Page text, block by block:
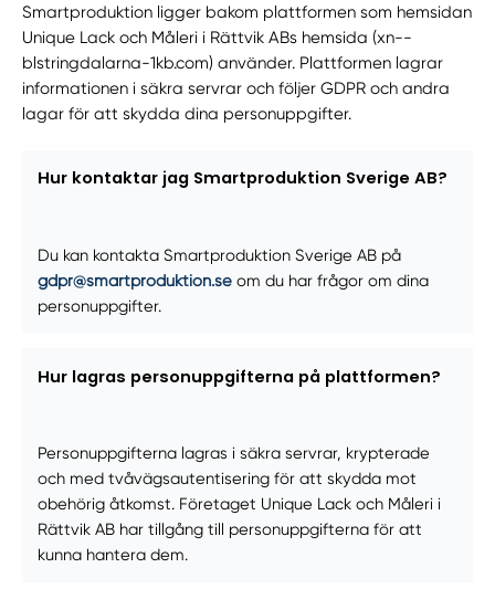
Smartproduktion ligger bakom plattformen som hemsidan
Unique Lack och Måleri i Rättvik ABs hemsida (xn--
blstringdalarna-1kb.com) använder. Plattformen lagrar
informationen i säkra servrar och följer GDPR och andra
lagar för att skydda dina personuppgifter.
Hur kontaktar jag Smartproduktion Sverige AB?
Du kan kontakta Smartproduktion Sverige AB på
gdpr@smartproduktion.seom du har frågor om dina
personuppgifter.
Hur lagras personuppgifterna på plattformen?
Personuppgifterna lagras i säkra servrar, krypterade
och med tvåvägsautentisering för att skydda mot
obehörig åtkomst. Företaget Unique Lack och Måleri i
Rättvik AB har tillgång till personuppgifterna för att
kunna hantera dem.